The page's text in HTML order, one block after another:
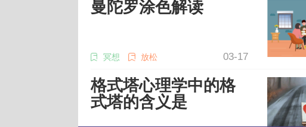
曼陀罗涂色解读
冥想 放松 03-17
格式塔心理学中的格
式塔的含义是